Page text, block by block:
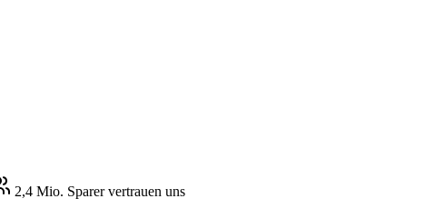
2,4 Mio. Sparer vertrauen uns